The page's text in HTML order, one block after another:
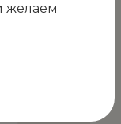
декабря
желаем